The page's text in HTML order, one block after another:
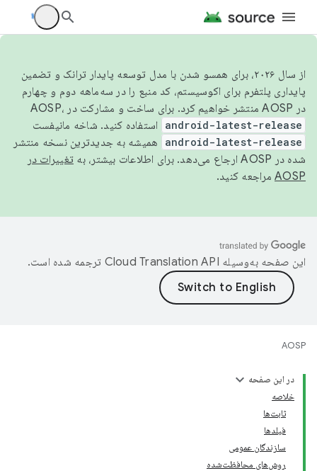
از سال ۲۰۲۶، برای همسو شدن با مدل توسعه پایدار ترانک و تضمین
پایداری پلتفرم برای اکوسیستم، کد منبع را در سه‌ماهه دوم و چهارم
در AOSP منتشر خواهیم کرد. برای ساخت و مشارکت در AOSP،
android-latest-release استفاده کنید. شاخه مانیفست
android-latest-release
همیشه به جدیدترین نسخه منتشر
شده در AOSP ارجاع می‌دهد. برای اطلاعات بیشتر، به
تغییرات در
AOSP مراجعه کنید.
این صفحه به‌وسیله ترجمه شده است.
AOSP
در این صفحه
خلاصه
ثابت‌ها
فیلدها
سازندگان عمومی
روش‌های محافظت‌شده